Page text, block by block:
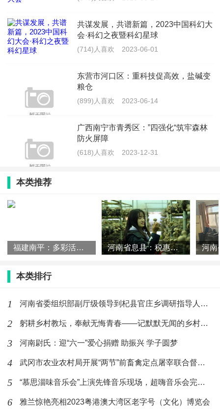
务重塑装修安心体验
(556)人喜欢
航企业复工复产
(712)人喜欢
湖水长流
(788)人喜欢
共谋发展，共谱新篇，2023中国科幻大
会·科幻之夜暨科幻星球
(714)人喜欢 2023-06-01
东营市河口区：重科技促高效，盐碱变
粮仓
(899)人喜欢 2023-06-14
广西南宁市青秀区：”四强化“筑牢森林
防火屏障
(618)人喜欢 2023-12-31
本类推荐
福建南平：多彩活动庆“双日”，共护河湖水长流 河南省息县：税惠点亮“香菇支书”乡村振兴致富路
本类排行
1 河南省委组织部副厅级领导到杞县官庄乡调研指导人居环境提升工作
2 躬耕乡村教坛，奉献无悔青春——记默默无闻的乡村小学校长肖智文
3 河南尉氏：迎“六一”爱心捐赠 助振兴 学子圆梦
4 武冈市农业农村局开展“两节”前畜禽定点屠宰联合督查行动
5 “慕思淄味音乐会”上演先锋音乐现场，超嗨音乐会完美收官
6 雅兰惊艳亮相2023粤港澳大湾区老字号（文化）博览会